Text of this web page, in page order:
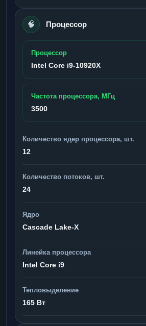
🧠 Процессор
Процессор
Intel Core i9-10920X
Частота процессора, МГц
3500
Количество ядер процессора, шт.
12
Количество потоков, шт.
24
Ядро
Cascade Lake-X
Линейка процессора
Intel Core i9
Тепловыделение
165 Вт